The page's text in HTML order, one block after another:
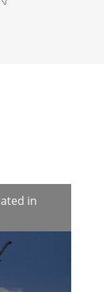
in